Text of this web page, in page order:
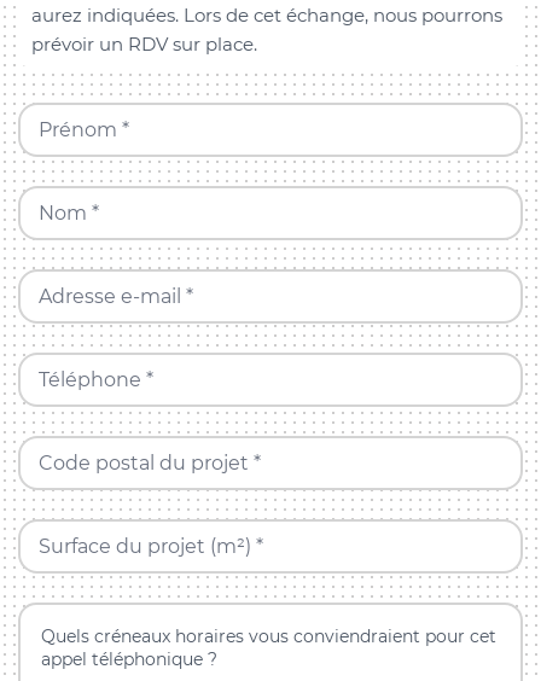
aurez indiquées. Lors de cet échange, nous pourrons
prévoir un RDV sur place.
Prénom *
Nom *
Adresse e-mail *
Téléphone *
Code postal du projet *
Surface du projet (m²) *
Quels créneaux horaires vous conviendraient pour cet
appel téléphonique ?